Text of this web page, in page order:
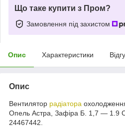
Що таке купити з Пром?
Замовлення під захистом
Опис Характеристики
Опис
Вентилятор радіатора
Опель Астра, Зафіра Б. 1,7 — 1.9
24467442.